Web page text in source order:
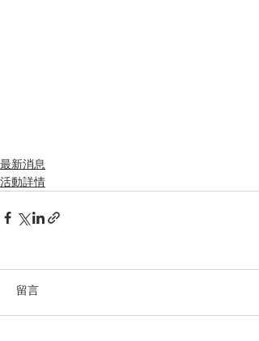
最新消息
活動詳情
留言